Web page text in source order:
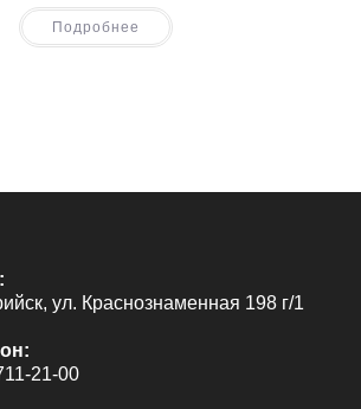
Подробнее
ул. Краснознаменная 198 г/1
21-00